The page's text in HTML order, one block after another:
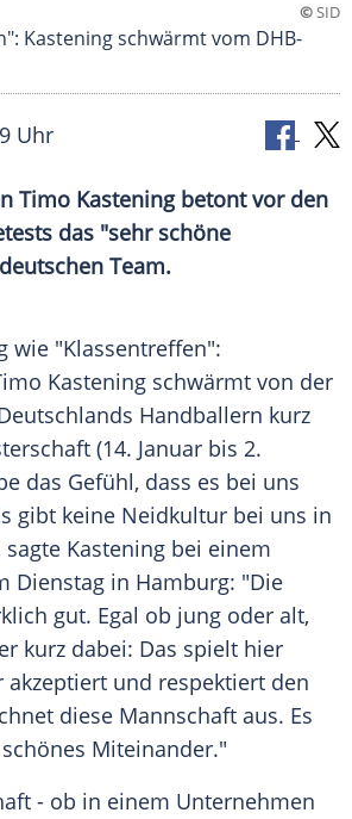
©SID
Kastening schwärmt vom DHB-
Uhr
Timo Kastening betont vor den
das "sehr schöne
Team.
wie "Klassentreffen":
Kastening schwärmt von der
Handballern kurz
(14. Januar bis 2.
das Gefühl, dass es bei uns
gibt keine Neidkultur bei uns in
Kastening bei einem
Dienstag in Hamburg: "Die
gut. Egal ob jung oder alt,
kurz dabei: Das spielt hier
akzeptiert und respektiert den
diese Mannschaft aus. Es
Miteinander."
- ob in einem Unternehmen